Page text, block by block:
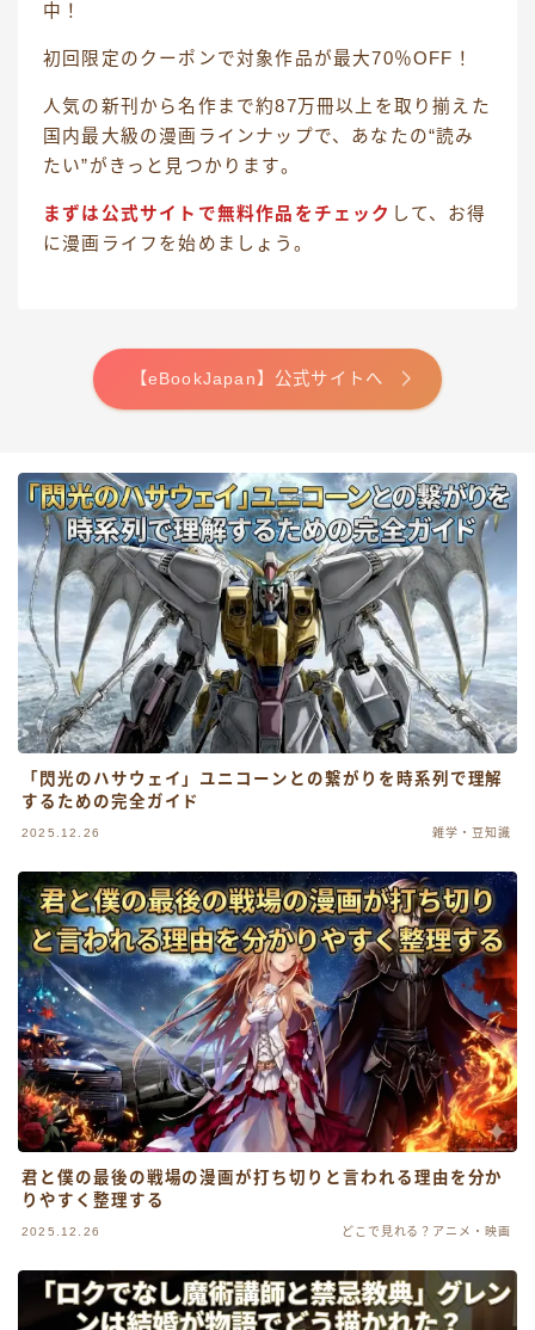
中！
初回限定のクーポンで対象作品が最大70％OFF！
人気の新刊から名作まで約87万冊以上を取り揃えた
国内最大級の漫画ラインナップで、あなたの“読み
たい”がきっと見つかります。
まずは公式サイトで無料作品をチェック して、お得
に漫画ライフを始めましょう。
【eBookJapan】公式サイトへ
「閃光のハサウェイ」ユニコーンとの繋がりを時系列で理解
するための完全ガイド
2025.12.26 雑学・豆知識
君と僕の最後の戦場の漫画が打ち切りと言われる理由を分か
りやすく整理する
2025.12.26 どこで見れる？アニメ・映画